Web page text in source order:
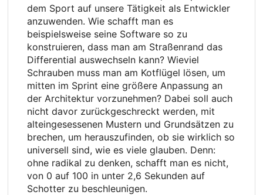
dem Sport auf unsere Tätigkeit als Entwickler
anzuwenden. Wie schafft man es
beispielsweise seine Software so zu
konstruieren, dass man am Straßenrand das
Differential auswechseln kann? Wieviel
Schrauben muss man am Kotflügel lösen, um
mitten im Sprint eine größere Anpassung an
der Architektur vorzunehmen? Dabei soll auch
nicht davor zurückgeschreckt werden, mit
alteingesessenen Mustern und Grundsätzen zu
brechen, um herauszufinden, ob sie wirklich so
universell sind, wie es viele glauben. Denn:
ohne radikal zu denken, schafft man es nicht,
von 0 auf 100 in unter 2,6 Sekunden auf
Schotter zu beschleunigen.